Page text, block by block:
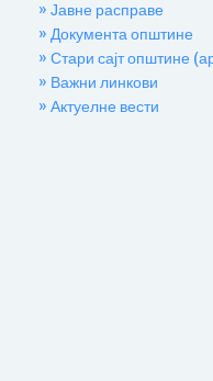
» Јавне расправе
» Документа општине
» Стари сајт општине
» Важни линкови
» Актуелне вести